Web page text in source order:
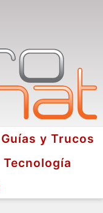
Guías y Trucos
Tecnología